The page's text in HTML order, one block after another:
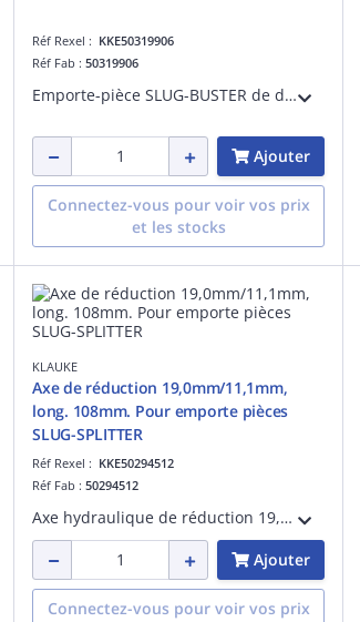
Réf Rexel : KKE50319906
Réf Fab : 50319906
Emporte-pièce SLUG-BUSTER de diamètre 18,6mm - PG11. Système comprenant un axe avec butée à billes, le poinçon et la matrice de diamètre 18,6mm pour une utilisation manuelle ou hydraulique
Ajouter
Connectez-vous pour voir vos prix
et les stocks
KLAUKE
Axe de réduction 19,0mm/11,1mm,
long. 108mm. Pour emporte pièces
SLUG-SPLITTER
Réf Rexel : KKE50294512
Réf Fab : 50294512
Axe hydraulique de réduction 19,0mm/11,1mm, longueur 108mm. Pour emporte pièces inox SLUG-SPLITTER . Pour utilisation avec outil hydraulique
Ajouter
Connectez-vous pour voir vos prix